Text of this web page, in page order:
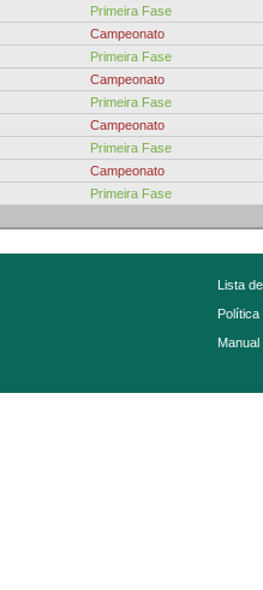
Primeira Fase
Campeonato
Primeira Fase
Campeonato
Primeira Fase
Campeonato
Primeira Fase
Campeonato
Primeira Fase
Lista
Política